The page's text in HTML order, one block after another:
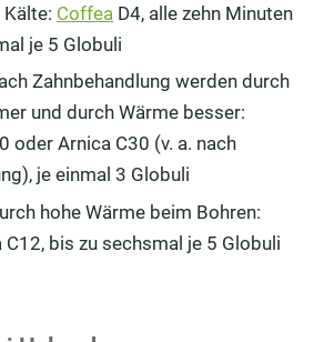
Coffea D4, alle zehn Minuten
je 5 Globuli
Zahnbehandlung werden durch
und durch Wärme besser:
oder Arnica C30 (v. a. nach
je einmal 3 Globuli
hohe Wärme beim Bohren:
bis zu sechsmal je 5 Globuli